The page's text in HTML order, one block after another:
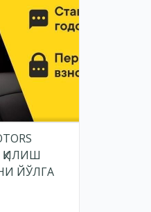
ЙЎЛГА